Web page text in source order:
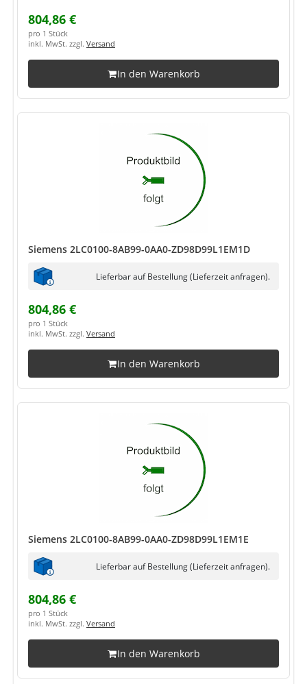
804,86 €
pro 1 Stück
inkl. MwSt. zzgl. Versand
In den Warenkorb
Siemens 2LC0100-8AB99-0AA0-ZD98D99L1EM1D
Lieferbar auf Bestellung (Lieferzeit anfragen).
804,86 €
pro 1 Stück
inkl. MwSt. zzgl. Versand
In den Warenkorb
Siemens 2LC0100-8AB99-0AA0-ZD98D99L1EM1E
Lieferbar auf Bestellung (Lieferzeit anfragen).
804,86 €
pro 1 Stück
inkl. MwSt. zzgl. Versand
In den Warenkorb